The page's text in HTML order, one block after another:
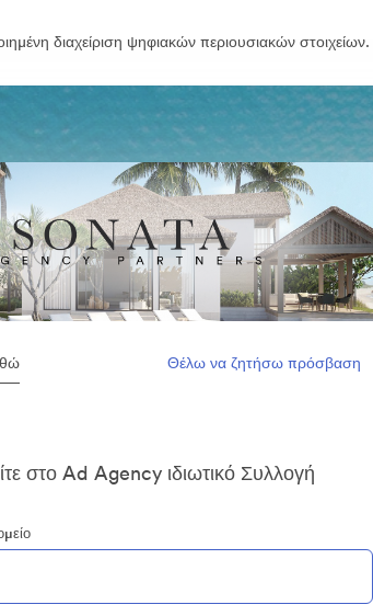
διαχείριση ψηφιακών περιουσιακών στοιχείων.
Θέλω να ζητήσω πρόσβαση
στο Ad Agency ιδιωτικό Συλλογή